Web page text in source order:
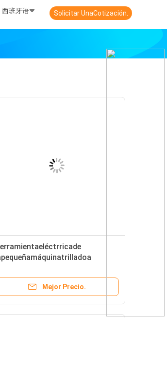
西班牙语 Solicitar UnaCotización.
Mejor Precio.